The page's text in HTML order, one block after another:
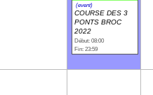
(event)
COURSE DES 3
PONTS BROC
2022
Début: 08:00
Fin: 23:59